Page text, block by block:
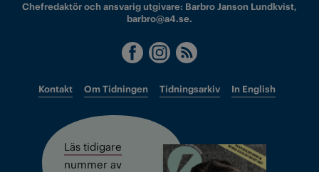
Chefredaktör och ansvarig utgivare: Barbro Janson Lundkvist,
barbro@a4.se.
Kontakt Om Tidningen Tidningsarkiv In English
Läs tidigare
nummer av